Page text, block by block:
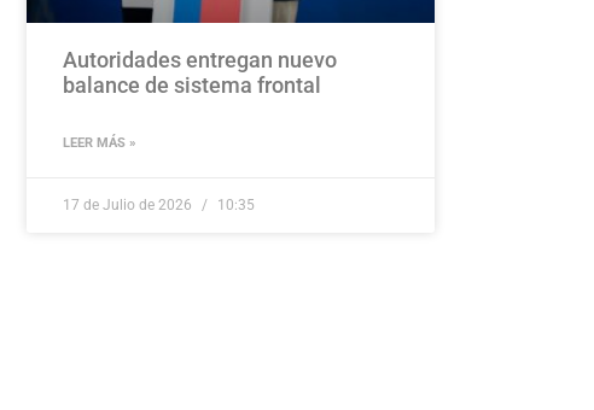
Autoridades entregan nuevo
balance de sistema frontal
LEER MÁS »
17 de Julio de 2026 10:35